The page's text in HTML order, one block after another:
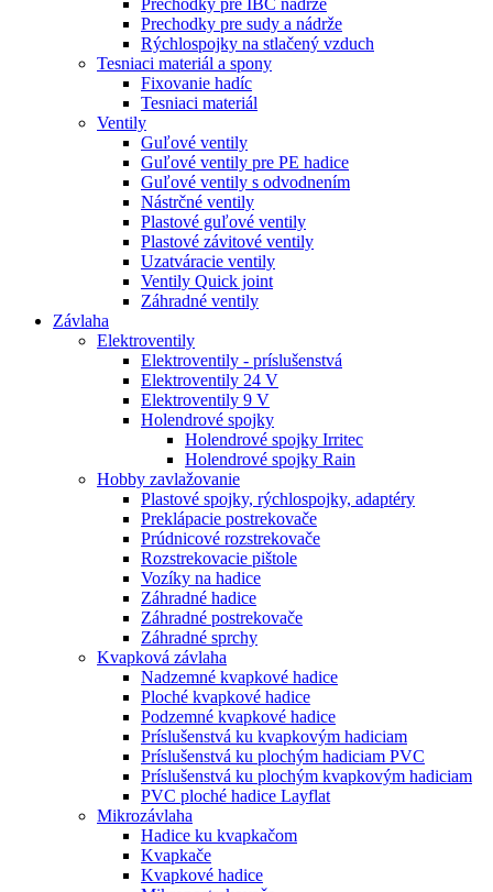
Prechodky pre sudy a nádrže
Rýchlospojky na stlačený vzduch
Tesniaci materiál a spony
Fixovanie hadíc
Tesniaci materiál
Ventily
Guľové ventily
Guľové ventily pre PE hadice
Guľové ventily s odvodnením
Nástrčné ventily
Plastové guľové ventily
Plastové závitové ventily
Uzatváracie ventily
Ventily Quick joint
Záhradné ventily
Závlaha
Elektroventily
Elektroventily - príslušenstvá
Elektroventily 24 V
Elektroventily 9 V
Holendrové spojky
Holendrové spojky Irritec
Holendrové spojky Rain
Hobby zavlažovanie
Plastové spojky, rýchlospojky, adaptéry
Preklápacie postrekovače
Prúdnicové rozstrekovače
Rozstrekovacie pištole
Vozíky na hadice
Záhradné hadice
Záhradné postrekovače
Záhradné sprchy
Kvapková závlaha
Nadzemné kvapkové hadice
Ploché kvapkové hadice
Podzemné kvapkové hadice
Príslušenstvá ku kvapkovým hadiciam
Príslušenstvá ku plochým hadiciam PVC
Príslušenstvá ku plochým kvapkovým hadiciam
PVC ploché hadice Layflat
Mikrozávlaha
Hadice ku kvapkačom
Kvapkače
Kvapkové hadice